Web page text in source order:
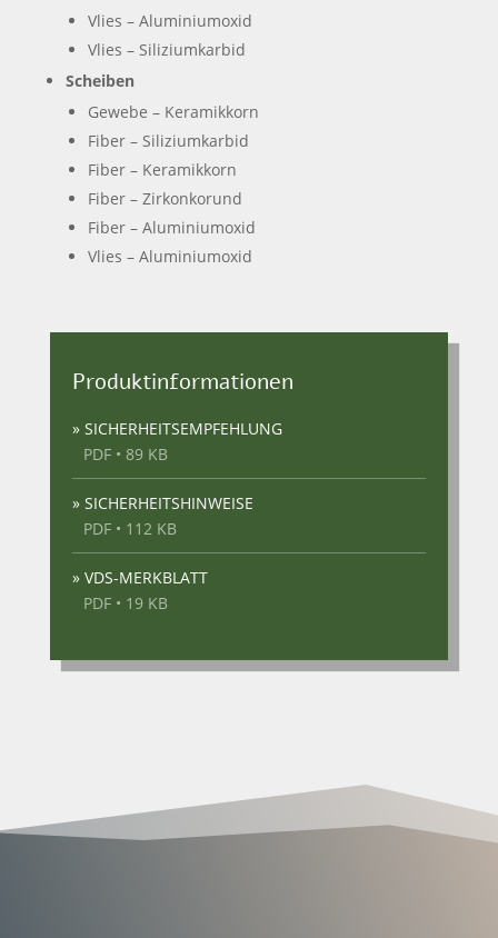
Vlies – Aluminiumoxid
Vlies – Siliziumkarbid
Scheiben
Gewebe – Keramikkorn
Fiber – Siliziumkarbid
Fiber – Keramikkorn
Fiber – Zirkonkorund
Fiber – Aluminiumoxid
Vlies – Aluminiumoxid
Produktinformationen
» SICHERHEITSEMPFEHLUNG
PDF • 89 KB
» SICHERHEITSHINWEISE
PDF • 112 KB
» VDS-MERKBLATT
PDF • 19 KB